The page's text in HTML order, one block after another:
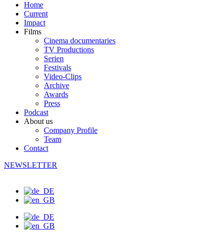
Home
Current
Impact
Films
Cinema documentaries
TV Productions
Serien
Festivals
Video-Clips
Archive
Awards
Press
Podcast
About us
Company Profile
Team
Contact
NEWSLETTER